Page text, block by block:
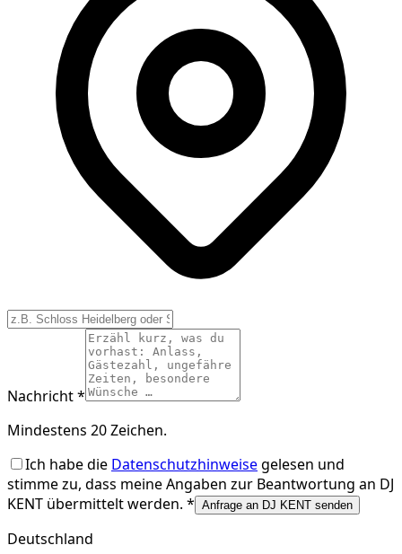
Nachricht *
Mindestens 20 Zeichen.
Ich habe die Datenschutzhinweisegelesen und
stimme zu, dass meine Angaben zur Beantwortung an DJ
KENT übermittelt werden. * Anfrage an DJ KENT senden
Deutschland